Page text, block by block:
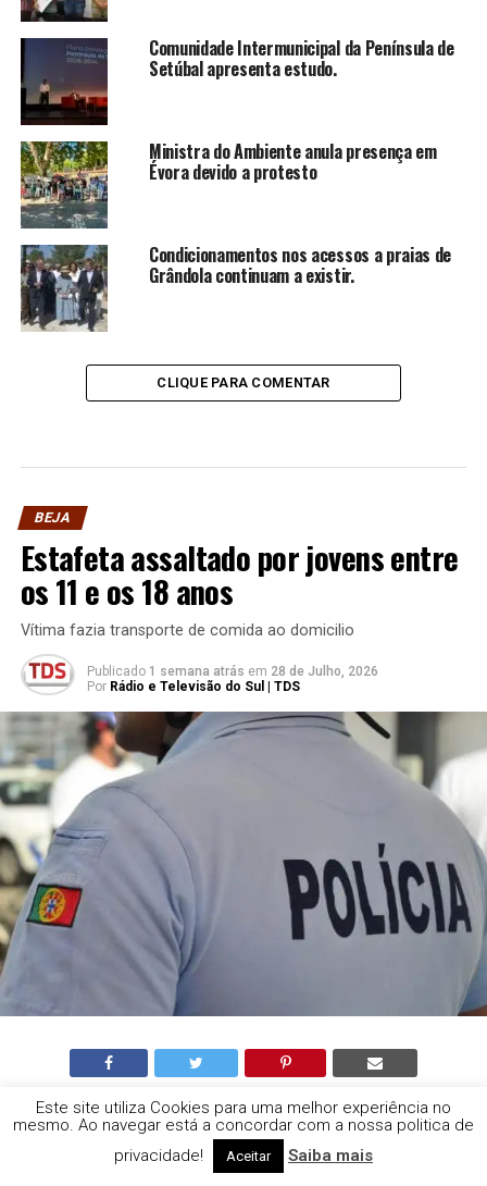
Comunidade Intermunicipal da Península de
Setúbal apresenta estudo.
Ministra do Ambiente anula presença em
Évora devido a protesto
Condicionamentos nos acessos a praias de
Grândola continuam a existir.
CLIQUE PARA COMENTAR
BEJA
Estafeta assaltado por jovens entre
os 11 e os 18 anos
Vítima fazia transporte de comida ao domicilio
Publicado 1 semana atrás em 28 de Julho, 2026
Por Rádio e Televisão do Sul | TDS
Beja
Assalto a estafeta
Este site utiliza Cookies para uma melhor experiência no
mesmo. Ao navegar está a concordar com a nossa politica de
privacidade!
Aceitar Saiba mais